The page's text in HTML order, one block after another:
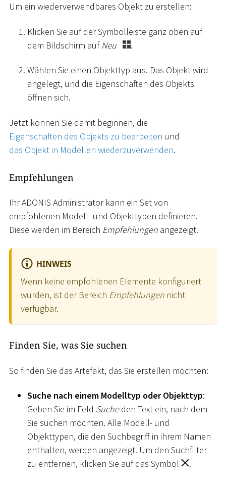
Um ein wiederverwendbares Objekt zu erstellen:
Klicken Sie auf der Symbolleiste ganz oben auf
dem Bildschirm auf Neu .
Wählen Sie einen Objekttyp aus. Das Objekt wird
angelegt, und die Eigenschaften des Objekts
öffnen sich.
Jetzt können Sie damit beginnen, die
Eigenschaften des Objekts zu bearbeiten und
das Objekt in Modellen wiederzuverwenden.
Empfehlungen
Ihr ADONIS Administrator kann ein Set von
empfohlenen Modell- und Objekttypen definieren.
Diese werden im Bereich Empfehlungen angezeigt.
HINWEIS
Wenn keine empfohlenen Elemente konfiguriert
wurden, ist der Bereich Empfehlungen nicht
verfügbar.
Finden Sie, was Sie suchen
So finden Sie das Artefakt, das Sie erstellen möchten:
Suche nach einem Modelltyp oder Objekttyp:
Geben Sie im Feld Sucheden Text ein, nach dem
Sie suchen möchten. Alle Modell- und
Objekttypen, die den Suchbegriff in ihrem Namen
enthalten, werden angezeigt. Um den Suchfilter
zu entfernen, klicken Sie auf das Symbol
.